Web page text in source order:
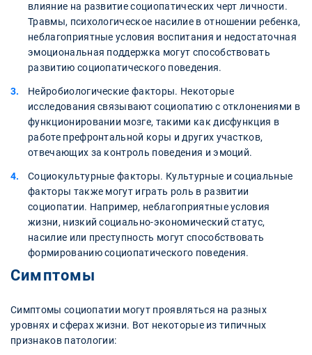
влияние на развитие социопатических черт личности.
Травмы, психологическое насилие в отношении ребенка,
неблагоприятные условия воспитания и недостаточная
эмоциональная поддержка могут способствовать
развитию социопатического поведения.
Нейробиологические факторы. Некоторые
исследования связывают социопатию с отклонениями в
функционировании мозге, такими как дисфункция в
работе префронтальной коры и других участков,
отвечающих за контроль поведения и эмоций.
Социокультурные факторы. Культурные и социальные
факторы также могут играть роль в развитии
социопатии. Например, неблагоприятные условия
жизни, низкий социально-экономический статус,
насилие или преступность могут способствовать
формированию социопатического поведения.
Симптомы
Симптомы социопатии могут проявляться на разных
уровнях и сферах жизни. Вот некоторые из типичных
признаков патологии: